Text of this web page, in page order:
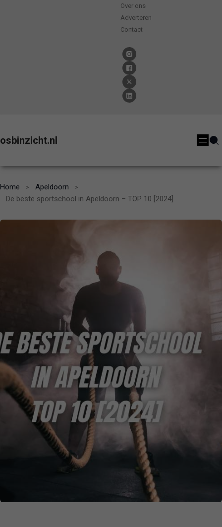
Over ons
Adverteren
Contact
osbinzicht.nl
Home
Apeldoorn
De beste sportschool in Apeldoorn – TOP 10 [2024]